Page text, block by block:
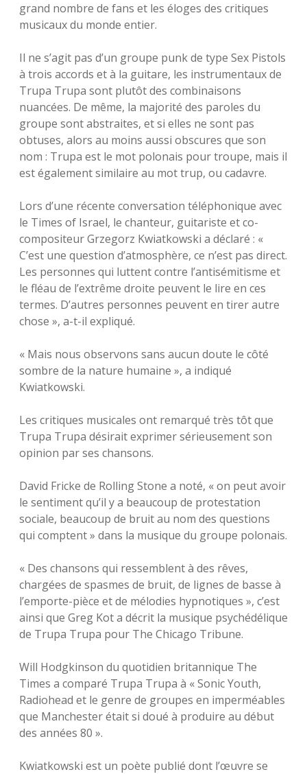
grand nombre de fans et les éloges des critiques
musicaux du monde entier.
Il ne s’agit pas d’un groupe punk de type Sex Pistols
à trois accords et à la guitare, les instrumentaux de
Trupa Trupa sont plutôt des combinaisons
nuancées. De même, la majorité des paroles du
groupe sont abstraites, et si elles ne sont pas
obtuses, alors au moins aussi obscures que son
nom : Trupa est le mot polonais pour troupe, mais il
est également similaire au mot trup, ou cadavre.
Lors d’une récente conversation téléphonique avec
le Times of Israel, le chanteur, guitariste et co-
compositeur Grzegorz Kwiatkowski a déclaré : «
C’est une question d’atmosphère, ce n’est pas direct.
Les personnes qui luttent contre l’antisémitisme et
le fléau de l’extrême droite peuvent le lire en ces
termes. D’autres personnes peuvent en tirer autre
chose », a-t-il expliqué.
« Mais nous observons sans aucun doute le côté
sombre de la nature humaine », a indiqué
Kwiatkowski.
Les critiques musicales ont remarqué très tôt que
Trupa Trupa désirait exprimer sérieusement son
opinion par ses chansons.
David Fricke de Rolling Stone a noté, « on peut avoir
le sentiment qu’il y a beaucoup de protestation
sociale, beaucoup de bruit au nom des questions
qui comptent » dans la musique du groupe polonais.
« Des chansons qui ressemblent à des rêves,
chargées de spasmes de bruit, de lignes de basse à
l’emporte-pièce et de mélodies hypnotiques », c’est
ainsi que Greg Kot a décrit la musique psychédélique
de Trupa Trupa pour The Chicago Tribune.
Will Hodgkinson du quotidien britannique The
Times a comparé Trupa Trupa à « Sonic Youth,
Radiohead et le genre de groupes en imperméables
que Manchester était si doué à produire au début
des années 80 ».
Kwiatkowski est un poète publié dont l’œuvre se